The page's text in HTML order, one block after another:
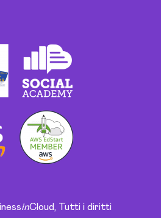
inCloud, Tutti i diritti